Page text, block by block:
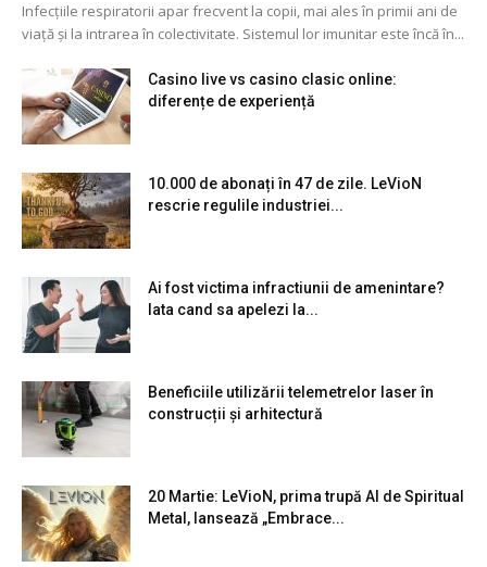
Infecțiile respiratorii apar frecvent la copii, mai ales în primii ani de
viață și la intrarea în colectivitate. Sistemul lor imunitar este încă în...
Casino live vs casino clasic online:
diferențe de experiență
10.000 de abonați în 47 de zile. LeVioN
rescrie regulile industriei...
Ai fost victima infractiunii de amenintare?
Iata cand sa apelezi la...
Beneficiile utilizării telemetrelor laser în
construcții și arhitectură
20 Martie: LeVioN, prima trupă AI de Spiritual
Metal, lansează „Embrace...